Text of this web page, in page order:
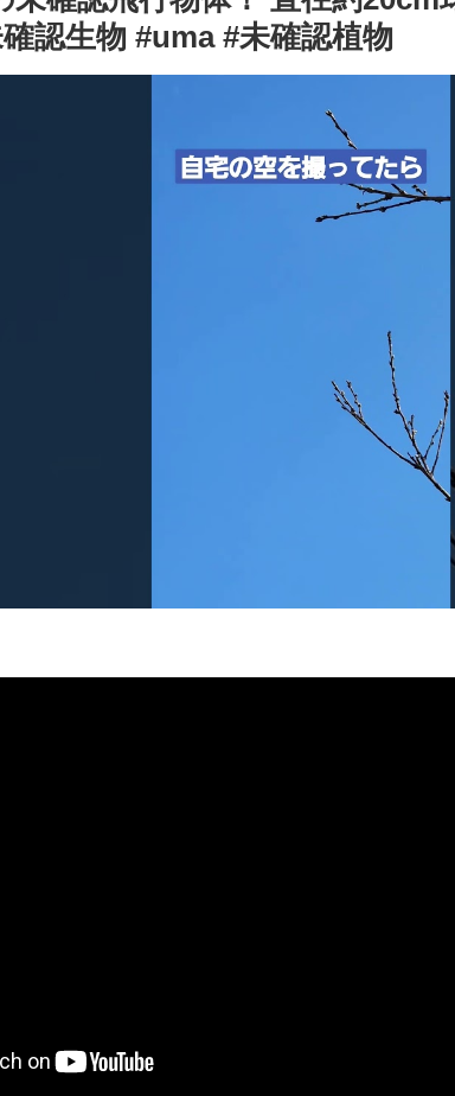
認生物 #uma #未確認植物